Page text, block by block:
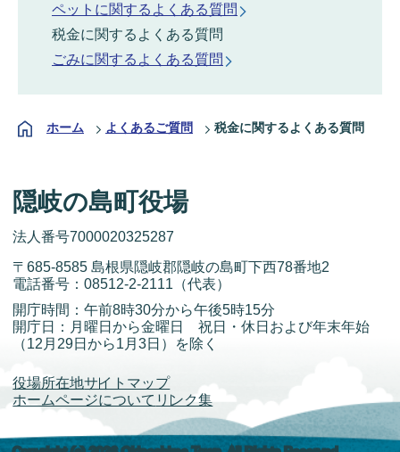
ペットに関するよくある質問
税金に関するよくある質問
ごみに関するよくある質問
ホーム よくあるご質問 税金に関するよくある質問
隠岐の島町役場
法人番号7000020325287
〒685-8585 島根県隠岐郡隠岐の島町下西78番地2
電話番号：08512-2-2111 （代表）
開庁時間：午前8時30分から午後5時15分
開庁日：月曜日から金曜日 祝日・休日および年末年始
（12月29日から1月3日）を除く
役場所在地サイトマップ
ホームページについて リンク集